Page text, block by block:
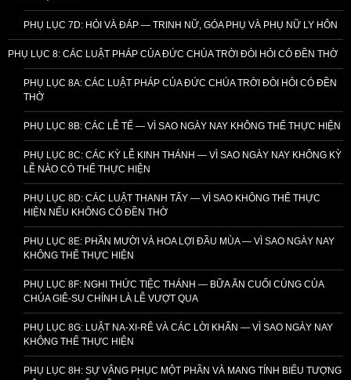
PHỤ LỤC 7D: HỎI VÀ ĐÁP — TRINH NỮ, GÓA PHỤ VÀ PHỤ NỮ LY HÔN
PHỤ LỤC 8: CÁC LUẬT PHÁP CỦA ĐỨC CHÚA TRỜI ĐÒI HỎI CÓ ĐỀN THỜ
PHỤ LỤC 8A: CÁC LUẬT PHÁP CỦA ĐỨC CHÚA TRỜI ĐÒI HỎI CÓ ĐỀN
THỜ
PHỤ LỤC 8B: CÁC LỄ TẾ — VÌ SAO NGÀY NAY KHÔNG THỂ THỰC HIỆN
PHỤ LỤC 8C: CÁC KỲ LỄ KINH THÁNH — VÌ SAO NGÀY NAY KHÔNG KỲ
LỄ NÀO CÓ THỂ THỰC HIỆN
PHỤ LỤC 8D: CÁC LUẬT THANH TẨY — VÌ SAO KHÔNG THỂ THỰC
HIỆN NẾU KHÔNG CÓ ĐỀN THỜ
PHỤ LỤC 8E: PHẦN MƯỜI VÀ HOA LỢI ĐẦU MÙA — VÌ SAO NGÀY NAY
KHÔNG THỂ THỰC HIỆN
PHỤ LỤC 8F: NGHI THỨC TIỆC THÁNH — BỮA ĂN CUỐI CÙNG CỦA
CHÚA GIÊ-SU CHÍNH LÀ LỄ VƯỢT QUA
PHỤ LỤC 8G: LUẬT NA-XI-RÊ VÀ CÁC LỜI KHẤN — VÌ SAO NGÀY NAY
KHÔNG THỂ THỰC HIỆN
PHỤ LỤC 8H: SỰ VÂNG PHỤC MỘT PHẦN VÀ MANG TÍNH BIỂU TƯỢNG